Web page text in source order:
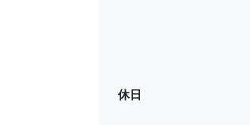
休日